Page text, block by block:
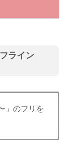
ライン
」のフリを